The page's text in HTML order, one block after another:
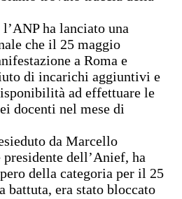
ha lanciato una
che il 25 maggio
a Roma e
di incarichi aggiuntivi e
ad effettuare le
docenti nel mese di
da Marcello
dell’Anief, ha
della categoria per il 25
battuta, era stato bloccato